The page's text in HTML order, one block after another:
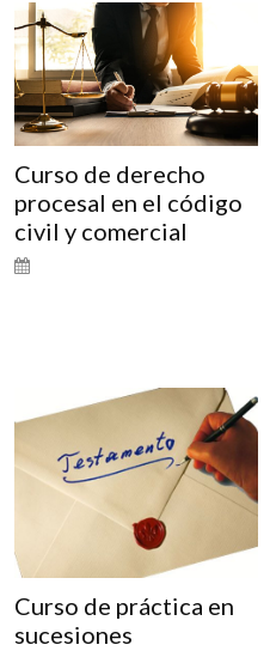
Curso de derecho
procesal en el código
civil y comercial
Curso de práctica en
sucesiones